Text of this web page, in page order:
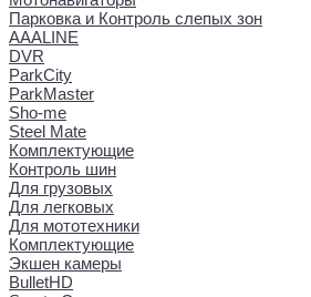
Парковка и Контроль слепых зон
AAALINE
DVR
ParkCity
ParkMaster
Sho-me
Steel Mate
Комплектующие
Контроль шин
Для грузовых
Для легковых
Для мототехники
Комплектующие
Экшен камеры
BulletHD